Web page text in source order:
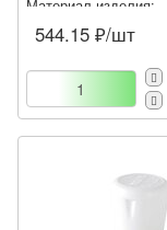
Материал изделия:
544.15 ₽/шт